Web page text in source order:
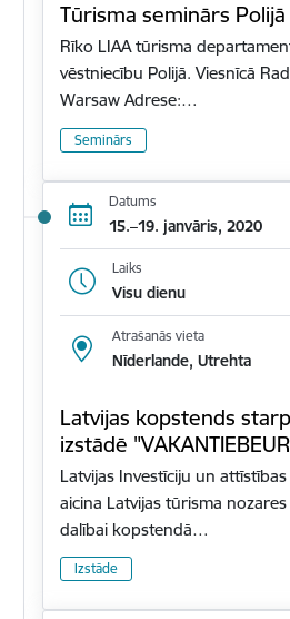
Tūrisma seminārs Polijā
Rīko LIAA tūrisma
vēstniecību Polijā. Viesnīcā
Warsaw Adrese:…
Seminārs
Datums
15.–19. janvāris, 2020
Laiks
Visu dienu
Atrašanās vieta
Nīderlande, Utrehta
Latvijas kopstends
izstādē
Latvijas Investīciju un
aicina Latvijas tūrisma
dalībai kopstendā…
Izstāde